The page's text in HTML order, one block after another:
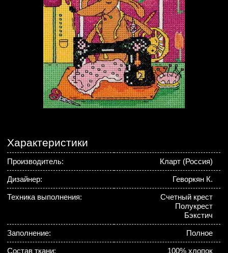
Характеристики
Производитель: Кларт (Россия)
Дизайнер: Геворкян К.
Техника выполнения:
Счетный крест
Полукрест
Бэкстич
Заполнение: Полное
Состав ткани: 100% хлопок